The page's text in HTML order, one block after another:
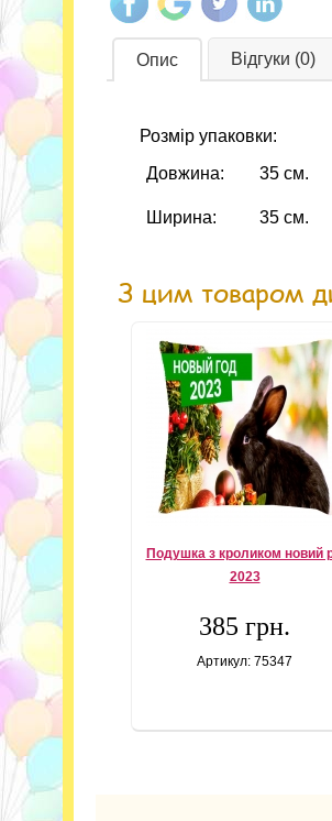
Опис Відгуки (0)
Розмір упаковки:
Довжина:
35 см.
Ширина: 35 см.
З цим товаром
Подушка з кроликом новий
2023
385 грн.
Артикул: 75347